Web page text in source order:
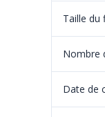
Taille du
Nombre
Date de